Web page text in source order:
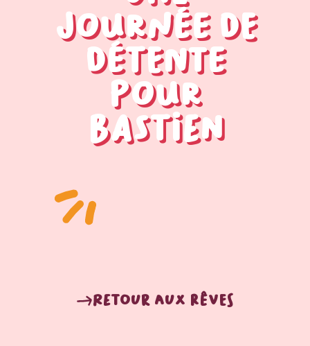
journée de
détente
pour
Bastien
Retour aux rêves